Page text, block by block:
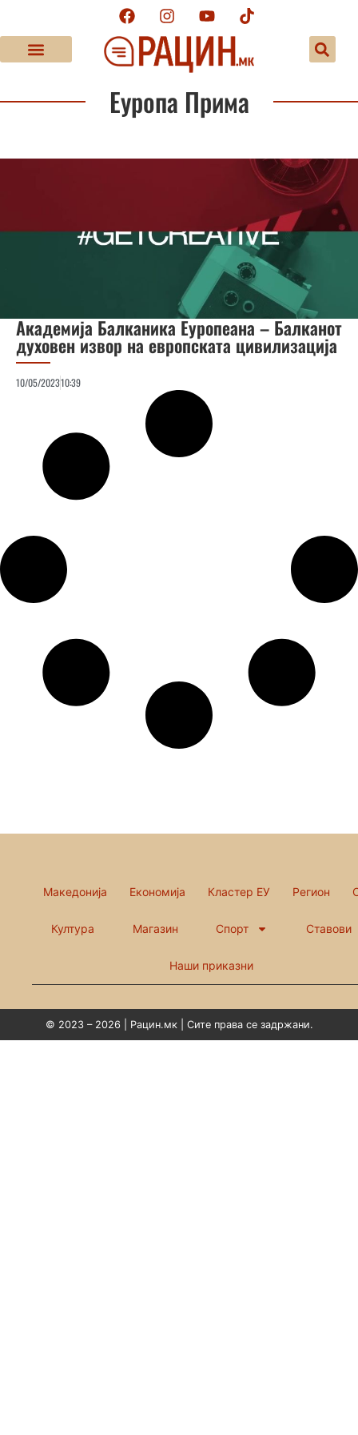
Еуропа Прима
Академија Балканика Еуропеана – Балканот
духовен извор на европската цивилизација
10/05/202310:39
Македонија Економија Кластер ЕУ Регион
Култура Магазин Спорт Ставови
Наши приказни
© 2023 – 2026 | Рацин.мк | Сите права се задржани.